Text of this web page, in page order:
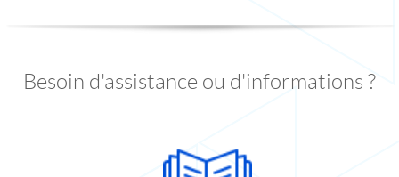
Besoin d'assistance ou d'informations ?